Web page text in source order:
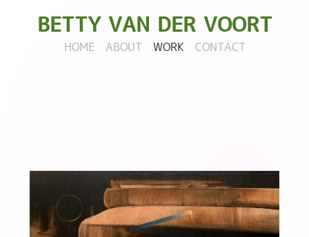
BETTY VAN DER VOORT
HOME ABOUT WORK CONTACT